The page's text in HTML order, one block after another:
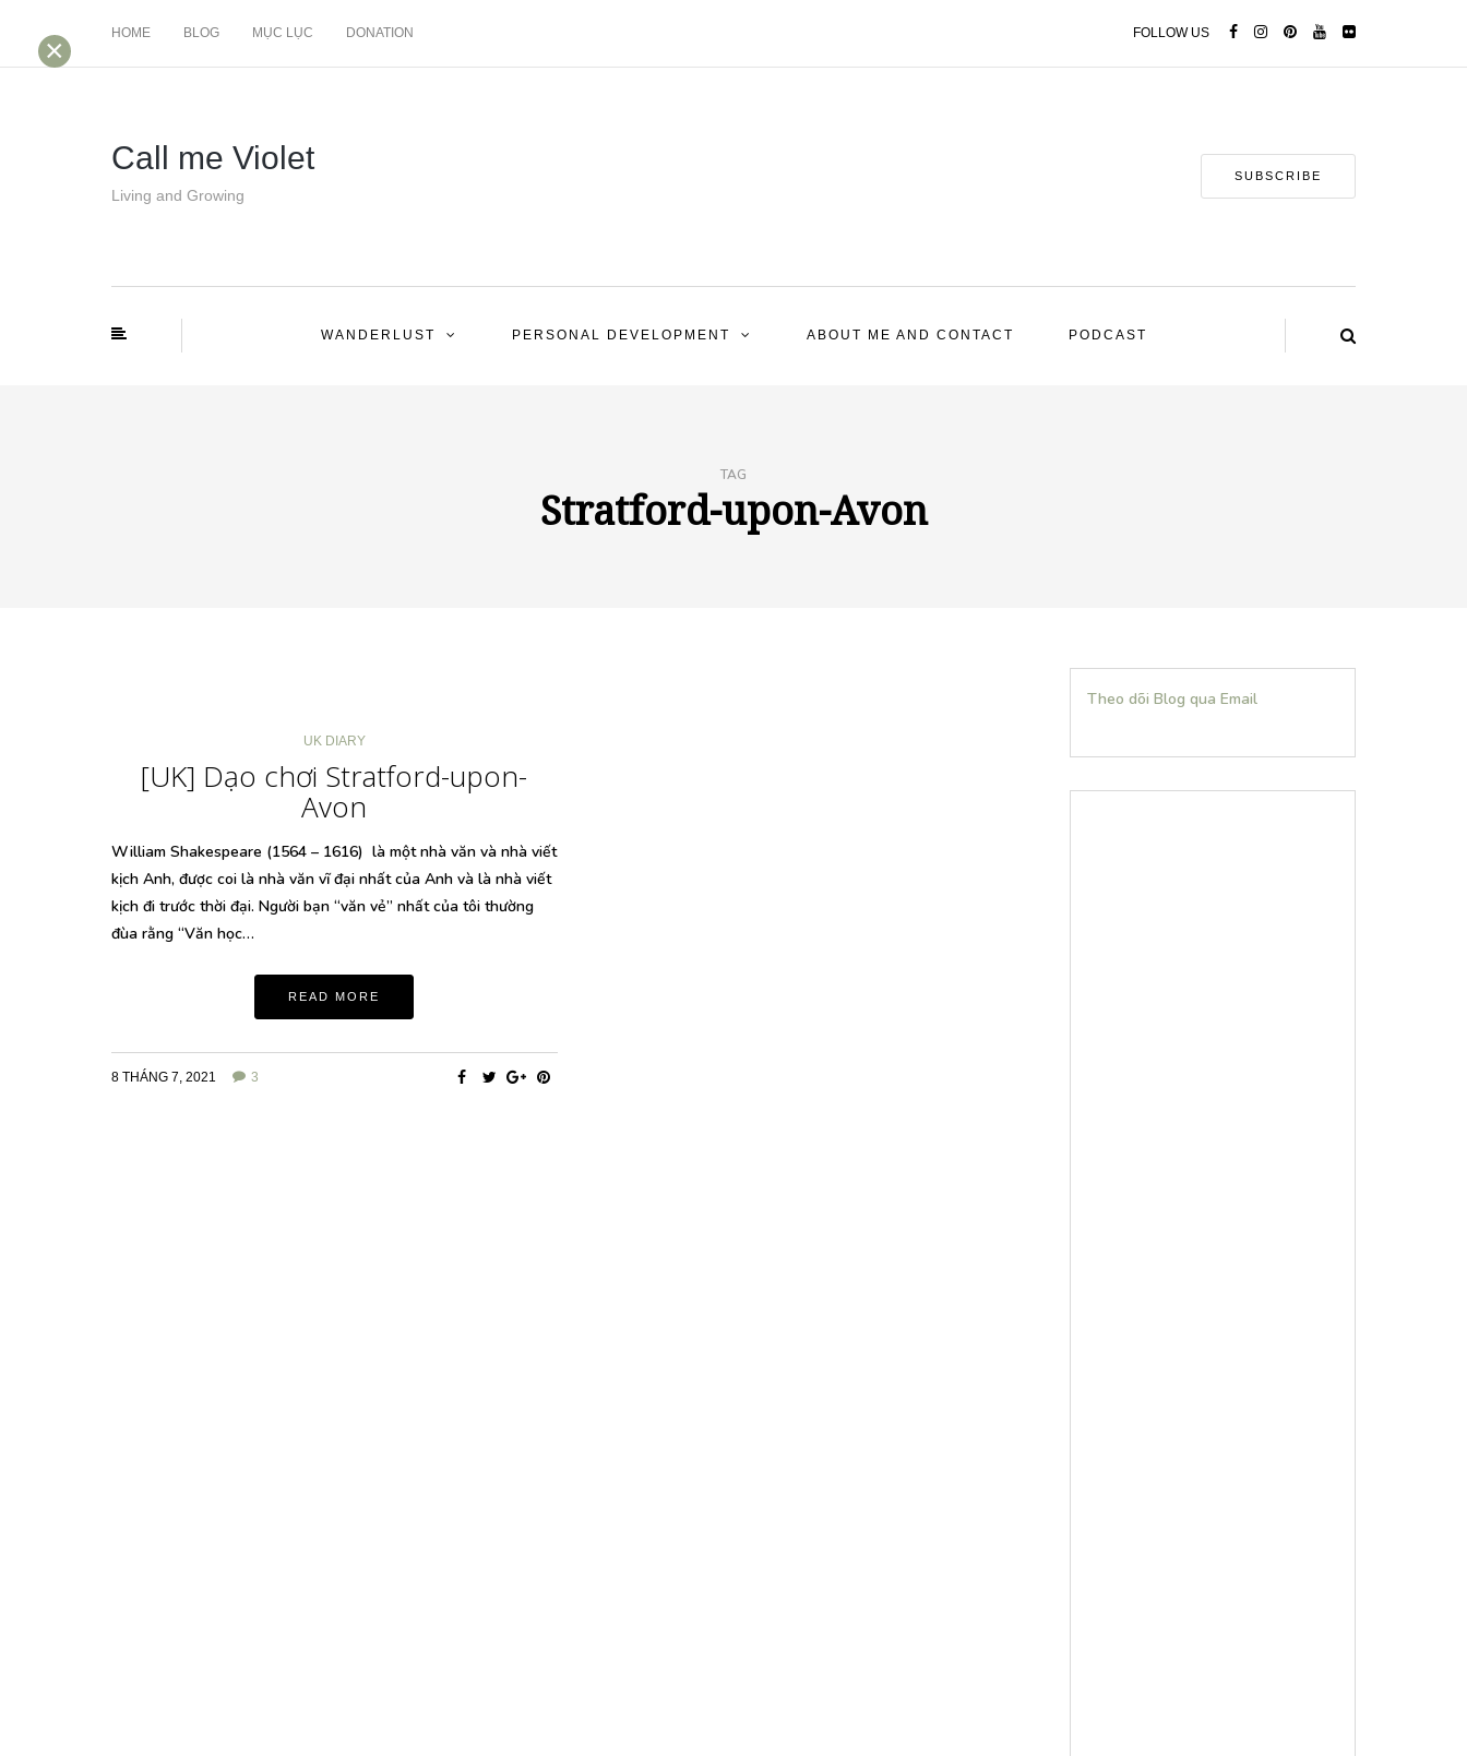
HOME BLOG MỤC LỤC DONATION FOLLOW US
Call me Violet
Living and Growing
SUBSCRIBE
WANDERLUST PERSONAL DEVELOPMENT ABOUT ME AND CONTACT PODCAST
TAG
Stratford-upon-Avon
UK DIARY
[UK] Dạo chơi Stratford-upon-
Avon
William Shakespeare (1564 – 1616) là một nhà văn và nhà viết
kịch Anh, được coi là nhà văn vĩ đại nhất của Anh và là nhà viết
kịch đi trước thời đại. Người bạn “văn vẻ” nhất của tôi thường
đùa rằng “Văn học…
READ MORE
8 THÁNG 7, 2021 3
Theo dõi Blog qua Email
×